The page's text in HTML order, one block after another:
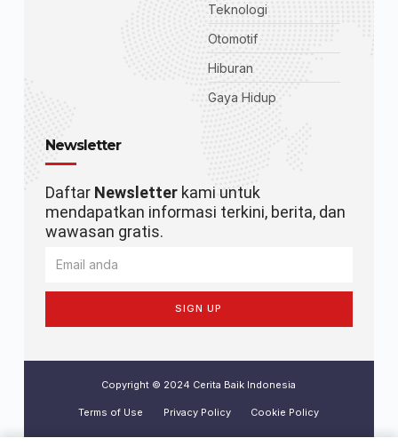
Teknologi
Otomotif
Hiburan
Gaya Hidup
Newsletter
Daftar Newsletterkami untuk
mendapatkan informasi terkini, berita, dan
wawasan gratis.
SIGN UP
Copyright © 2024 Cerita Baik Indonesia
Terms of Use Privacy Policy Cookie Policy